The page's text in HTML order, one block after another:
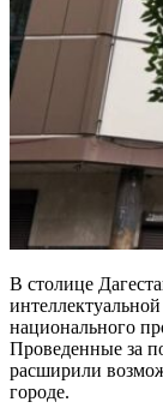
В столице
национального
Проведенные за
расширили
городе.